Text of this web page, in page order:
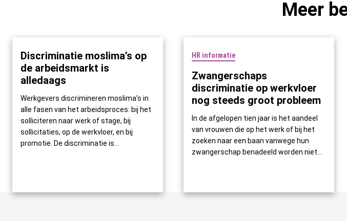
Meer
Discriminatie moslima’s op
de arbeidsmarkt is
alledaags
Werkgevers discrimineren moslima’s in
alle fasen van het arbeidsproces: bij het
solliciteren naar werk of stage, bij
sollicitaties, op de werkvloer, en bij
promotie. De discriminatie is...
HR informatie
Zwangerschaps
discriminatie op werkvloer
nog steeds groot probleem
In de afgelopen tien jaar is het aandeel
van vrouwen die op het werk of bij het
zoeken naar een baan vanwege hun
zwangerschap benadeeld worden niet...